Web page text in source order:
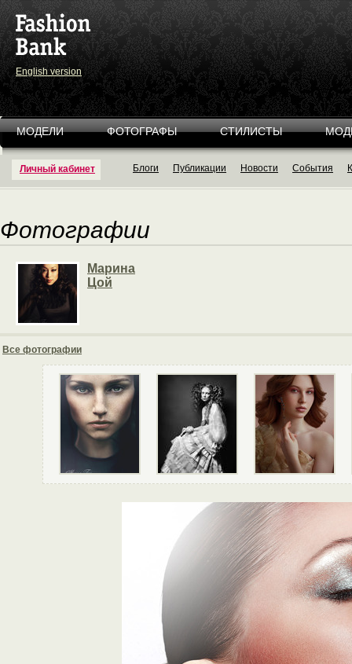
English version
Личный кабинет
МОДЕЛИ ФОТОГРАФЫ СТИЛИСТЫ
Блоги Публикации Новости События
Фотографии
Марина
Цой
Все фотографии